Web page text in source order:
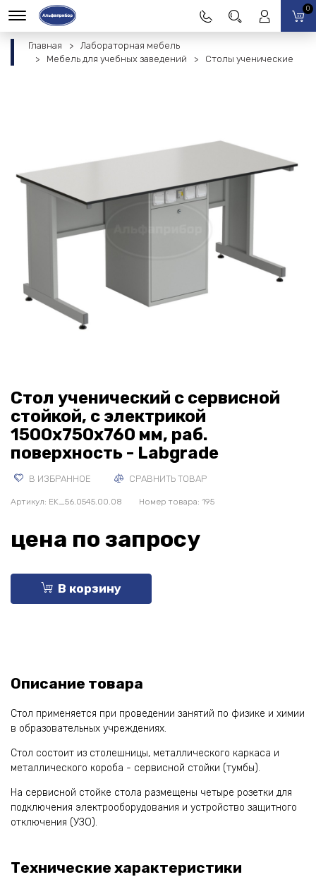
0
Главная
Лабораторная мебель
Мебель для учебных заведений
Столы ученические
Стол ученический с сервисной
стойкой, с электрикой
1500х750х760 мм, раб.
поверхность - Labgrade
В ИЗБРАННОЕ СРАВНИТЬ ТОВАР
Артикул: EK_56.0545.00.08 Номер товара: 195
цена по запросу
В корзину
Описание товара
Стол применяется при проведении занятий по физике и химии
в образовательных учреждениях.
Стол состоит из столешницы, металлического каркаса и
металлического короба - сервисной стойки (тумбы).
На сервисной стойке стола размещены четыре розетки для
подключения электрооборудования и устройство защитного
отключения (УЗО).
Технические характеристики